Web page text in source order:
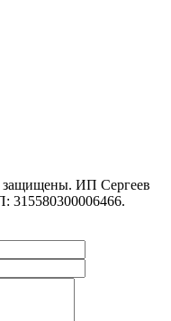
защищены. ИП Сергеев